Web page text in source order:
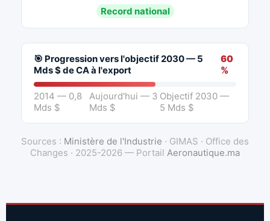
Record national
🎯 Progression vers l'objectif 2030 — 5
Mds $ de CA à l'export
60
%
2014 — 0,8
Mds $
Aujourd'hui — 3
Mds $
Objectif 2030 —
5 Mds $
Sources : Ministère de l'Industrie · GIMAS · Office des
Changes · 2025-2026 — Portail Aeronautique.ma